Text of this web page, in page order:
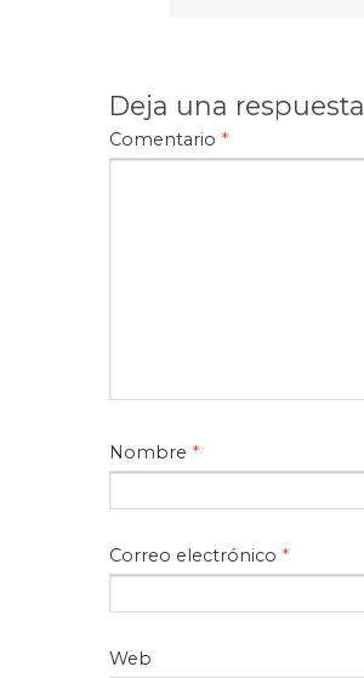
Deja una respuesta
Comentario *
Nombre *
Correo electrónico *
Web